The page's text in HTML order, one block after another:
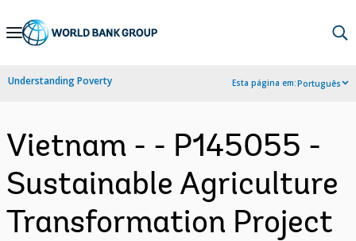
Skip
Navigation
Understanding Poverty Esta página em:Português
Vietnam - - P145055 -
Sustainable Agriculture
Transformation Project